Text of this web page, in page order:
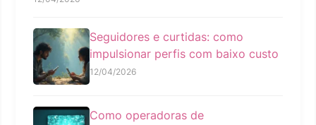
Seguidores e curtidas: como
impulsionar perfis com baixo custo
12/04/2026
Como operadoras de